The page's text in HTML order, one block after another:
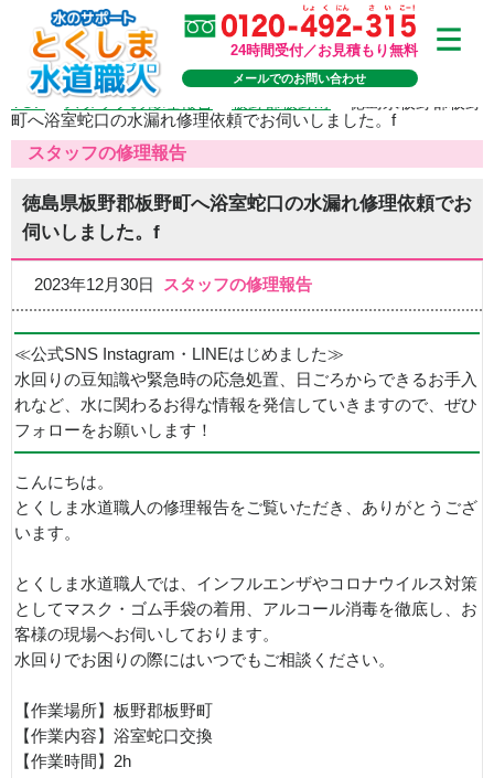
24時間受付／お見積もり無料
メールでのお問い合わせ
TOP>スタッフの修理報告
町へ浴室蛇口の水漏れ修理依頼でお伺いしました。f
スタッフの修理報告
徳島県板野郡板野町へ浴室蛇口の水漏れ修理依頼でお
伺いしました。f
2023年12月30日 スタッフの修理報告
≪公式SNS Instagram・LINEはじめました≫
水回りの豆知識や緊急時の応急処置、日ごろからできるお手入
れなど、水に関わるお得な情報を発信していきますので、ぜひ
フォローをお願いします！
こんにちは。
とくしま水道職人の修理報告をご覧いただき、ありがとうござ
います。
とくしま水道職人では、インフルエンザやコロナウイルス対策
としてマスク・ゴム手袋の着用、アルコール消毒を徹底し、お
客様の現場へお伺いしております。
水回りでお困りの際にはいつでもご相談ください。
【作業場所】板野郡板野町
【作業内容】浴室蛇口交換
【作業時間】2h